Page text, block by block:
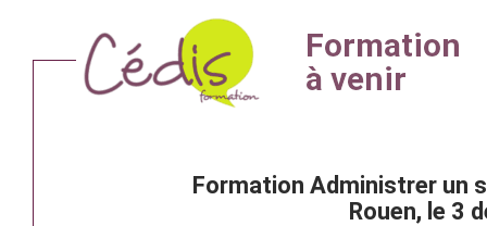
Formation Administrer un
Rouen, le 3